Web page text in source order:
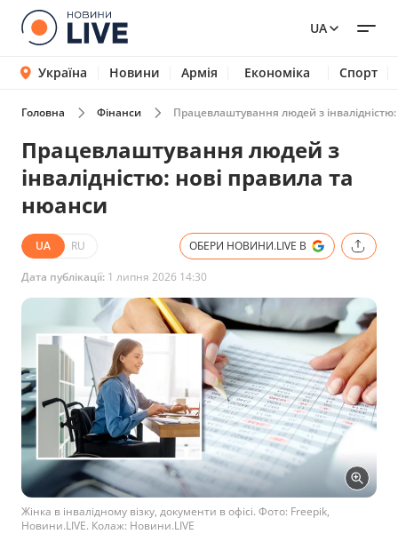
UA
Україна Новини Армія Економіка Спорт
Головна Фінанси Працевлаштування людей з
Працевлаштування людей з
інвалідністю: нові правила та
нюанси
UA RU ОБЕРИ НОВИНИ.LIVE В
Дата публікації: 1 липня 2026 14:30
Жінка в інвалідному візку, документи в офісі. Фото: Freepik,
Новини.LIVE. Колаж: Новини.LIVE